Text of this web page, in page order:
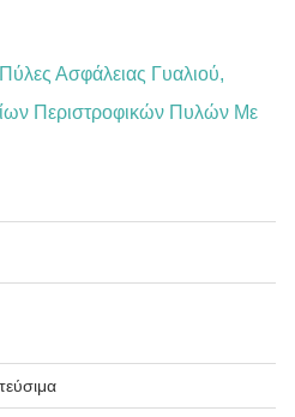
Ασφάλειας Γυαλιού,
Περιστροφικών Πυλών Με